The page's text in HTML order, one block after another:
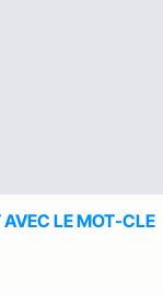
AVEC LE MOT-CLE